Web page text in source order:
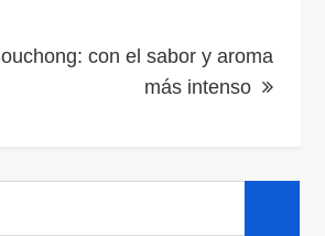
con el sabor y aroma
más intenso